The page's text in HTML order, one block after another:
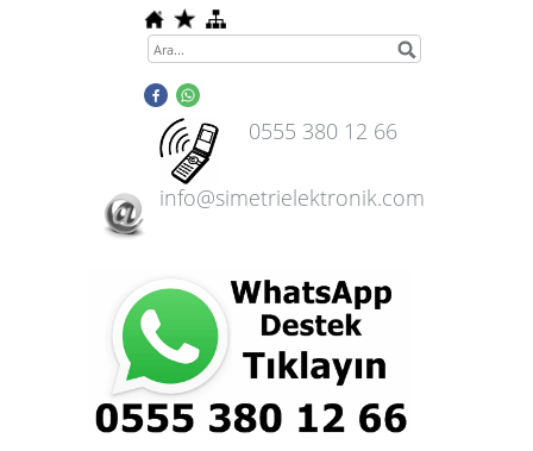
0555 380 12 66
info@simetrielektronik.com